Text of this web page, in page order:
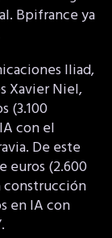
Bpifrance ya
Iliad,
Xavier Niel,
(3.100
con el
De este
euros (2.600
construcción
en IA con